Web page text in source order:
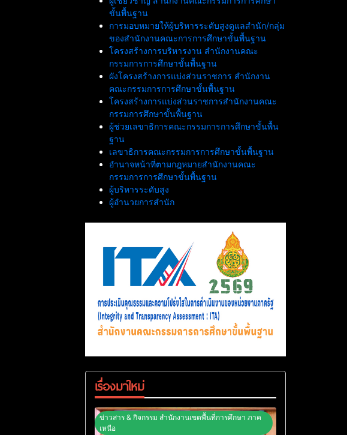
ขั้นพื้นฐาน
การมอบหมายให้ผู้บริหารระดับสูงดูแลสำนัก/กลุ่ม
ของสำนักงานคณะการการศึกษาขั้นพื้นฐาน
โครงสร้างการบริหารงาน สำนักงานคณะ
กรรมการการศึกษาขั้นพื้นฐาน
ผังโครงสร้างการแบ่งส่วนราชการ สำนักงาน
คณะกรรมการการศึกษาขั้นพื้นฐาน
โครงสร้างการแบ่งส่วนราชการสำนักงานคณะ
กรรมการศึกษาขั้นพื้นฐาน
ผู้ช่วยเลขาธิการคณะกรรมการการศึกษาขั้นพื้น
ฐาน
เลขาธิการคณะกรรมการการศึกษาขั้นพื้นฐาน
อำนาจหน้าที่ตามกฎหมายสำนักงานคณะ
กรรมการการศึกษาขั้นพื้นฐาน
ผู้บริหารระดับสูง
ผู้อำนวยการสำนัก
เรื่องมาใหม่
ข่าวสาร & กิจกรรม สำนักงานเขตพื้นที่การศึกษา ภาค
เหนือ